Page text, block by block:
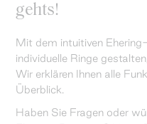
gehts!
Mit dem intuitiven
individuelle Ringe
Wir erklären Ihnen alle
Überblick.
Haben Sie Fragen oder